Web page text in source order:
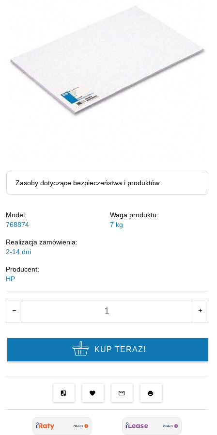
Zasoby dotyczące bezpieczeństwa i produktów
Model:
768874
Waga produktu:
7 kg
Realizacja zamówienia:
2-14 dni
Producent:
HP
KUP TERAZ!